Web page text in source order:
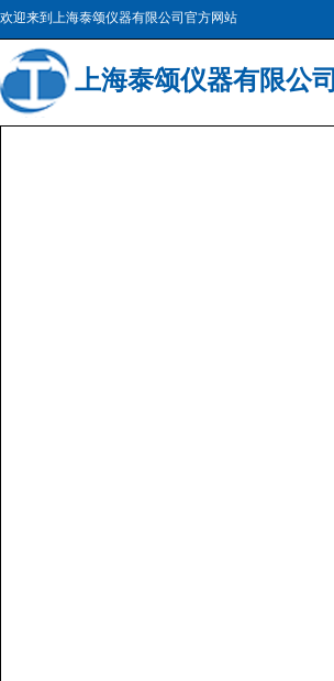
欢迎来到上海泰颂仪器有限公司官方网站
上海泰颂仪器有限公司